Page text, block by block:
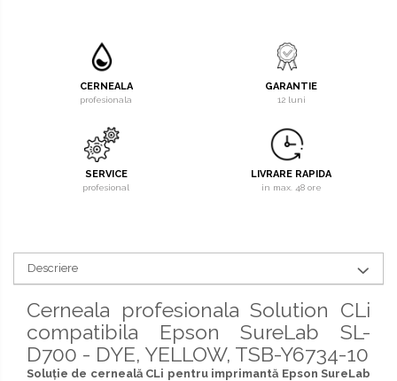
CERNEALA
profesionala
GARANTIE
12 luni
SERVICE
profesional
LIVRARE RAPIDA
in max. 48 ore
Descriere
Cerneala profesionala Solution CLi
compatibila Epson SureLab SL-
D700 - DYE, YELLOW, TSB-Y6734-10
Soluție de cerneală CLi pentru imprimantă Epson SureLab